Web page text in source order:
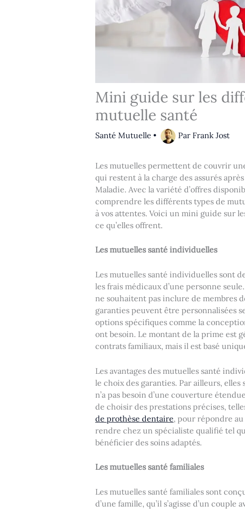
Mini guide sur les
mutuelle santé
Santé Mutuelle • Par Frank Jost
Les mutuelles permettent de couvrir
qui restent à la charge des assurés
Maladie. Avec la variété d’offres
comprendre les différents types de
à vos attentes. Voici un mini guide sur
ce qu’elles offrent.
Les mutuelles santé individuelles
Les mutuelles santé individuelles sont
les frais médicaux d’une personne
ne souhaitent pas inclure de membres
garanties peuvent être personnalisées
options spécifiques comme la
ont besoin. Le montant de la prime est
contrats familiaux, mais il est basé
Les avantages des mutuelles santé
le choix des garanties. Par ailleurs, elles
n’a pas besoin d’une couverture
de choisir des prestations précises,
de prothèse dentaire, pour répondre au
rendre chez un spécialiste qualifié tel
bénéficier des soins adaptés.
Les mutuelles santé familiales
Les mutuelles santé familiales sont
d’une famille, qu’il s’agisse d’un